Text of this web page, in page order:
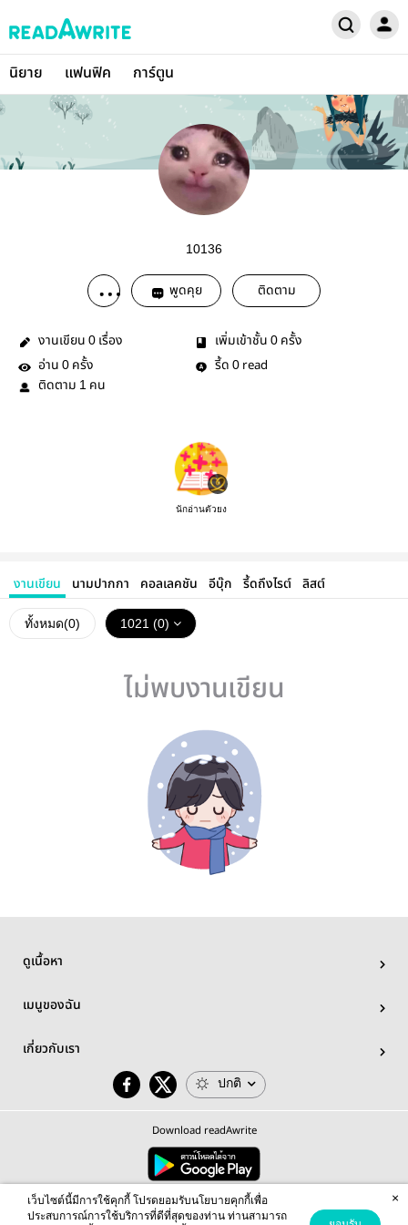
นิยาย แฟนฟิค การ์ตูน
10136
พูดคุย ติดตาม
งานเขียน 0 เรื่อง เพิ่มเข้าชั้น 0 ครั้ง
อ่าน 0 ครั้ง รี้ด 0 read
ติดตาม 1 คน
นักอ่านตัวยง
งานเขียน นามปากกา คอลเลคชัน อีบุ๊ก รี้ดถึงไรต์ ลิสต์
ทั้งหมด(0) 1021 (0)
ไม่พบงานเขียน
ดูเนื้อหา
เมนูของฉัน
เกี่ยวกับเรา
ปกติ
Download readAwrite
© 2026 readAwrite.com by MEB Corporation Public Company Limited
This site is protected by reCAPTCHA and the Google Privacy Policy Terms of Serviceapply.
เว็บไซต์นี้มีการใช้คุกกี้ โปรดยอมรับนโยบายคุกกี้เพื่อ
ประสบการณ์การใช้บริการที่ดีที่สุดของท่าน ท่านสามารถ
×